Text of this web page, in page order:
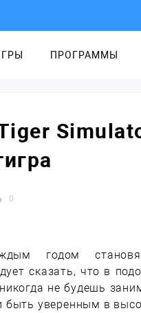
ПРОГРАММЫ
0
годом
сказать, что в
не будешь
быть уверенным в